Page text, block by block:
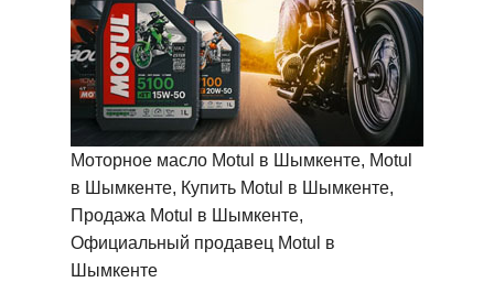
Моторное масло Motul в Шымкенте, Motul
в Шымкенте, Купить Motul в Шымкенте,
Продажа Motul в Шымкенте,
Официальный продавец Motul в
Шымкенте